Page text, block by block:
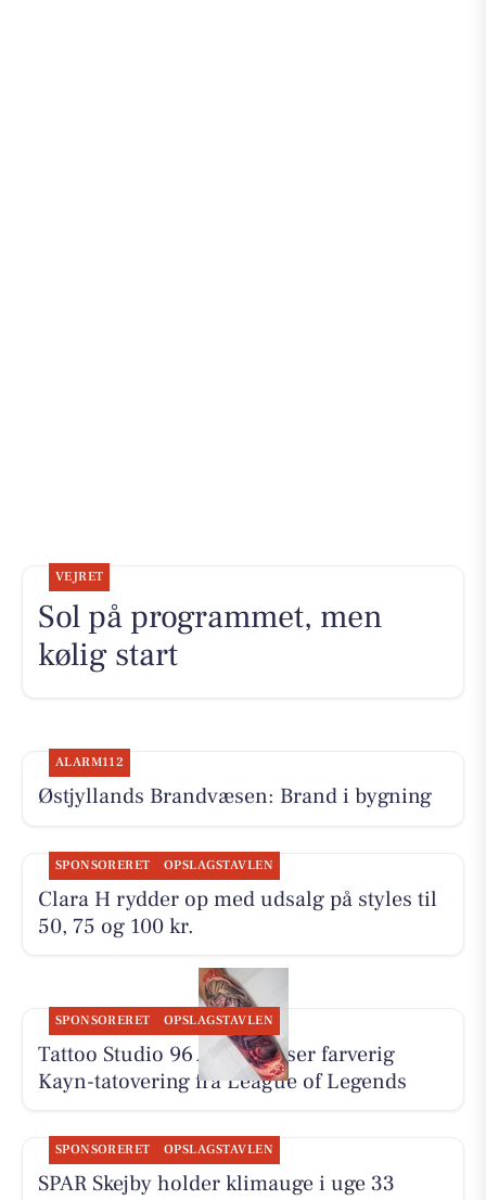
VEJRET
Sol på programmet, men
kølig start
ALARM112
Østjyllands Brandvæsen: Brand i bygning
SPONSORERET OPSLAGSTAVLEN
Clara H rydder op med udsalg på styles til
50, 75 og 100 kr.
SPONSORERET OPSLAGSTAVLEN
Tattoo Studio 96 Aarhus viser farverig
Kayn-tatovering fra League of Legends
SPONSORERET OPSLAGSTAVLEN
SPAR Skejby holder klimauge i uge 33